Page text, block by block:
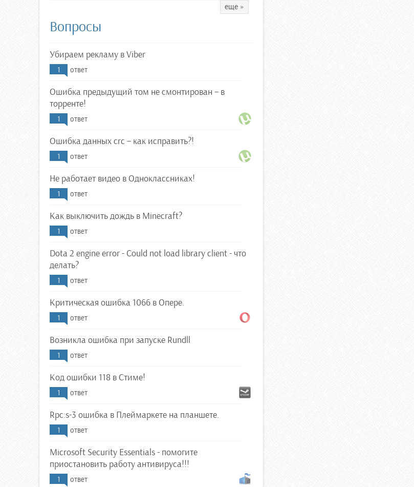
еще »
Вопросы
Убираем рекламу в Viber
1 ответ
Ошибка предыдущий том не смонтирован – в
торренте!
1 ответ
Ошибка данных crc – как исправить?!
1 ответ
Не работает видео в Одноклассниках!
1 ответ
Как выключить дождь в Minecraft?
1 ответ
Dota 2 engine error - Could not load library client - что
делать?
1 ответ
Критическая ошибка 1066 в Опере.
1 ответ
Возникла ошибка при запуске Rundll
1 ответ
Код ошибки 118 в Стиме!
1 ответ
Rpc:s-3 ошибка в Плеймаркете на планшете.
1 ответ
Microsoft Security Essentials - помогите
приостановить работу антивируса!!!
1 ответ